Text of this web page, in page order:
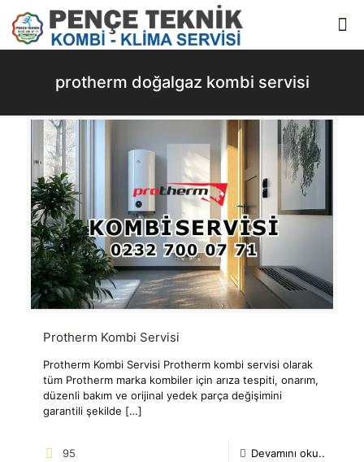
protherm doğalgaz kombi servisi
Protherm Kombi Servisi
Protherm Kombi Servisi Protherm kombi servisi olarak
tüm Protherm marka kombiler için arıza tespiti, onarım,
düzenli bakım ve orijinal yedek parça değişimini
garantili şekilde […]
95 Devamını oku..